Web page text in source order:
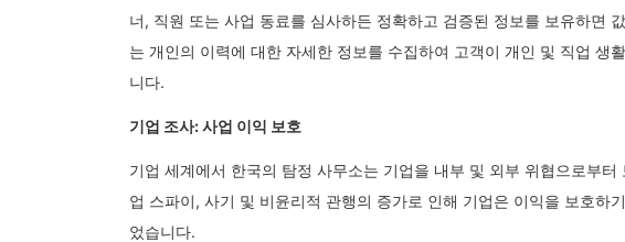
너, 직원 또는 사업 동료를 심사하든 정확하고 검증된 정보를 보유하면
는 개인의 이력에 대한 자세한 정보를 수집하여 고객이 개인 및 직업 생
니다.
기업 조사: 사업 이익 보호
기업 세계에서 한국의 탐정 사무소는 기업을 내부 및 외부 위협으로부
업 스파이, 사기 및 비윤리적 관행의 증가로 인해 기업은 이익을 보호하
었습니다.